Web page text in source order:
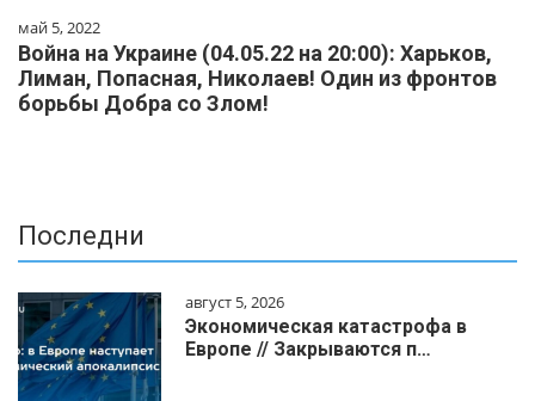
май 5, 2022
Война на Украине (04.05.22 на 20:00): Харьков,
Лиман, Попасная, Николаев! Один из фронтов
борьбы Добра со Злом!
Последни
август 5, 2026
Экономическая катастрофа в
Европе // Закрываются п…